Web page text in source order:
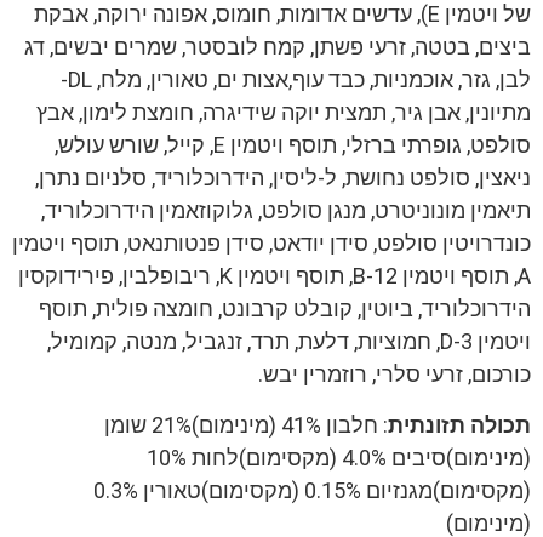
של ויטמין E), עדשים אדומות, חומוס, אפונה ירוקה, אבקת
ביצים, בטטה, זרעי פשתן, קמח לובסטר, שמרים יבשים, דג
לבן, גזר, אוכמניות, כבד עוף,אצות ים, טאורין, מלח, DL-
מתיונין, אבן גיר, תמצית יוקה שידיגרה, חומצת לימון, אבץ
סולפט, גופרתי ברזלי, תוסף ויטמין E, קייל, שורש עולש,
ניאצין, סולפט נחושת, ל-ליסין, הידרוכלוריד, סלניום נתרן,
תיאמין מונוניטרט, מנגן סולפט, גלוקוזאמין הידרוכלוריד,
כונדרויטין סולפט, סידן יודאט, סידן פנטותנאט, תוסף ויטמין
A, תוסף ויטמין B-12, תוסף ויטמין K, ריבופלבין, פירידוקסין
הידרוכלוריד, ביוטין, קובלט קרבונט, חומצה פולית, תוסף
ויטמין D-3, חמוציות, דלעת, תרד, זנגביל, מנטה, קמומיל,
כורכום, זרעי סלרי, רוזמרין יבש.
תכולה תזונתית
: חלבון 41% (מינימום)21% שומן
(מינימום)סיבים 4.0% (מקסימום)לחות 10%
(מקסימום)מגנזיום 0.15% (מקסימום)טאורין 0.3%
(מינימום)